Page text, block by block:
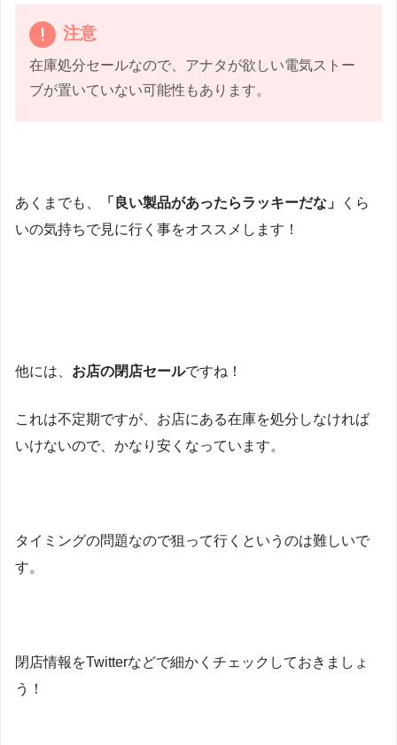
注意
在庫処分セールなので、アナタが欲しい電気ストー
ブが置いていない可能性もあります。
あくまでも、 「良い製品があったらラッキーだな」
くら
いの気持ちで見に行く事をオススメします！
他には、 お店の閉店セールですね！
これは不定期ですが、お店にある在庫を処分しなければ
いけないので、かなり安くなっています。
タイミングの問題なので狙って行くというのは難しいで
す。
閉店情報をTwitterなどで細かくチェックしておきましょ
う！